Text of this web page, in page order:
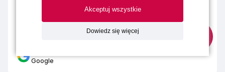
do nadrobienia, a skończyło się na małym
pouczeniu, za co leci 5 gwiazdek i obietnica
dalszej współpracy. Polecam!
Google
preferencjach. Wyrażoną zgodę można wycofać w
każdym momencie poprzez zmianę preferencji plików
cookie. Możliwość edycji zgód cookie znajdziesz w
stopce strony pod przyciskiem "Edytuj zgody cookie".
celach związane jest z przetwarzaniem Twoich danych
Dowiedz się więcej
Akceptuj wszystkie